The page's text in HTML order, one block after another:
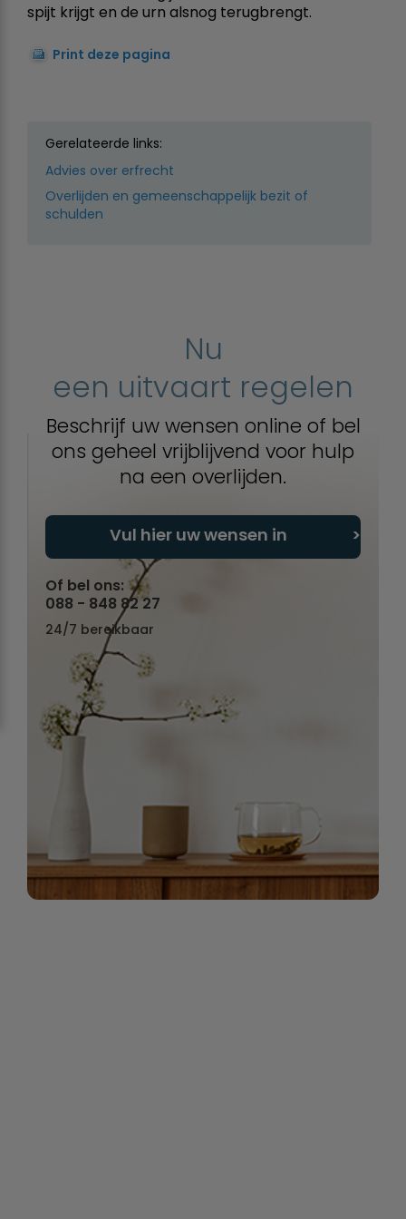
spijt krijgt en de urn alsnog terugbrengt.
Print deze pagina
Gerelateerde links:
Advies over erfrecht
Overlijden en gemeenschappelijk bezit of
schulden
Nu
een uitvaart regelen
Beschrijf uw wensen online of bel
ons geheel vrijblijvend voor hulp
na een overlijden.
Vul hier uw wensen in
Of bel ons:
088 - 848 82 27
24/7 bereikbaar